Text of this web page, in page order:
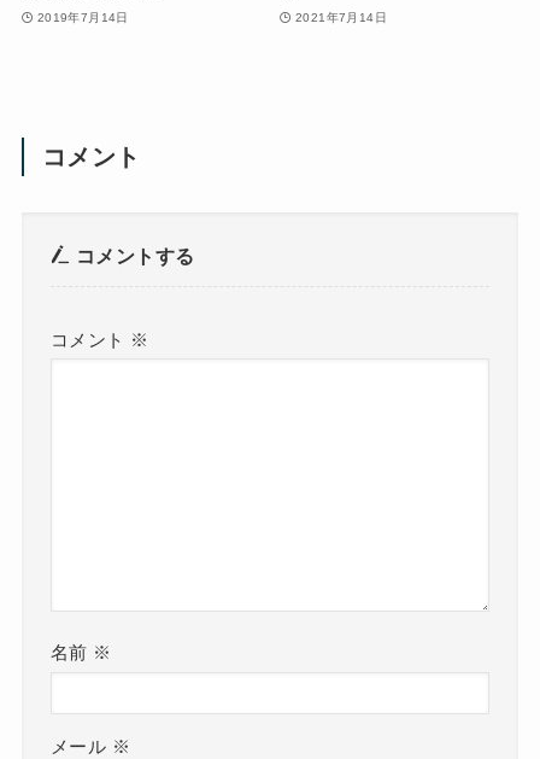
2019年7月14日 2021年7月14日
コメント
コメントする
コメント ※
名前 ※
メール ※